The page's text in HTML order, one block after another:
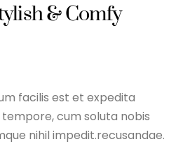
& Comfy
facilis est et expedita
cum soluta nobis
nihil impedit.recusandae.